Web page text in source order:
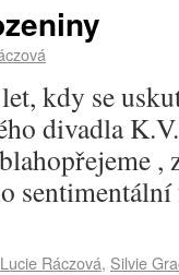
kdy se
divadla
,
Lucie Ráczová, Silvie